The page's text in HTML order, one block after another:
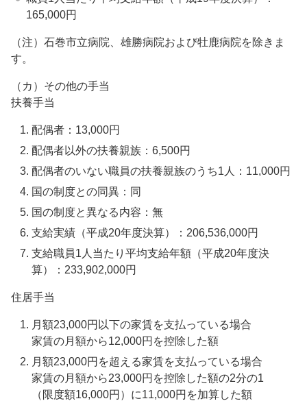
165,000円
（注）石巻市立病院、雄勝病院および牡鹿病院を除きま
す。
（カ）その他の手当
扶養手当
配偶者：13,000円
配偶者以外の扶養親族：6,500円
配偶者のいない職員の扶養親族のうち1人：11,000円
国の制度との同異：同
国の制度と異なる内容：無
支給実績（平成20年度決算）：206,536,000円
支給職員1人当たり平均支給年額（平成20年度決
算）：233,902,000円
住居手当
月額23,000円以下の家賃を支払っている場合
家賃の月額から12,000円を控除した額
月額23,000円を超える家賃を支払っている場合
家賃の月額から23,000円を控除した額の2分の1
（限度額16,000円）に11,000円を加算した額